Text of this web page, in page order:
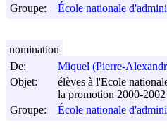
Groupe:
École nationale
De:
Miquel (Pierre-
Objet:
élèves à l'Ecole
la promotion 2000-2002
Groupe:
École nationale
nomination